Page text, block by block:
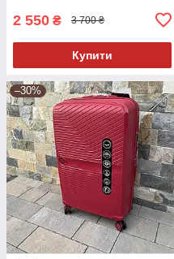
2 550 ₴ 3 700 ₴
Купити
–30%